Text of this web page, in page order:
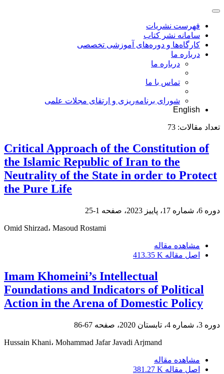
فهرست نشریات
سامانه نشر کتاب
کارگاه‌ها و دوره‌های آموزشی تخصصی
درباره ما
درباره ما
تماس با ما
شورای برنامه‌ریزی و ارتقای مجلات علمی
English
تعداد مقالات: 73
Critical Approach of the Constitution of
the Islamic Republic of Iran to the
Neutrality of the State in order to Protect
the Pure Life
دوره 6، شماره 17، پاییز 2023، صفحه 1-25
Omid Shirzad، Masoud Rostami
مشاهده مقاله
اصل مقاله 413.35 K
Imam Khomeini’s Intellectual
Foundations and Indicators of Political
Action in the Arena of Domestic Policy
دوره 3، شماره 4، تابستان 2020، صفحه 67-86
Hussain Khani، Mohammad Jafar Javadi Arjmand
مشاهده مقاله
اصل مقاله 381.27 K